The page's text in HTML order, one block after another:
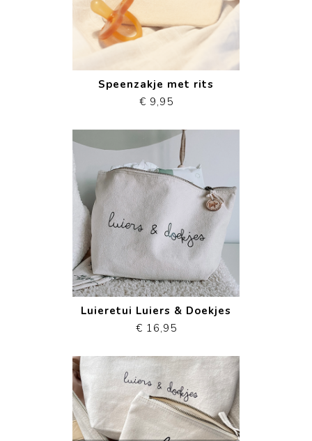
Speenzakje met rits
€ 9,95
Luieretui Luiers & Doekjes
€ 16,95